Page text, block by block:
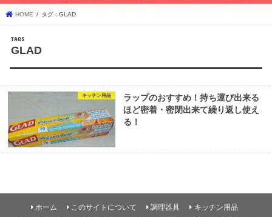
HOME タグ : GLAD
GLAD
キッチン用品
ラップのおすすめ！持ち運び出来る
ほど密着・密閉出来て繰り返し使え
る！
ホーム このサイトについて 調理器具
キッチン用品